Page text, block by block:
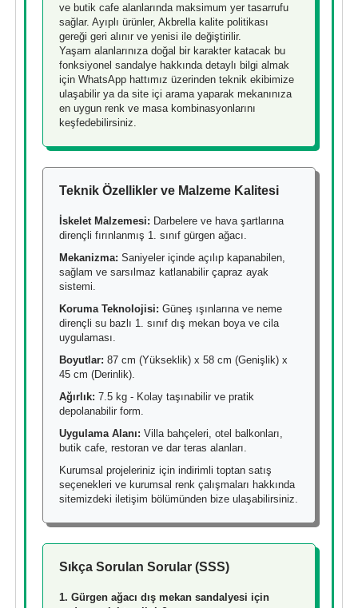
ve butik cafe alanlarında maksimum yer tasarrufu
sağlar. Ayıplı ürünler, Akbrella kalite politikası
gereği geri alınır ve yenisi ile değiştirilir.
Yaşam alanlarınıza doğal bir karakter katacak bu
fonksiyonel sandalye hakkında detaylı bilgi almak
için WhatsApp hattımız üzerinden teknik ekibimize
ulaşabilir ya da site içi arama yaparak mekanınıza
en uygun renk ve masa kombinasyonlarını
keşfedebilirsiniz.
Teknik Özellikler ve Malzeme Kalitesi
İskelet Malzemesi: Darbelere ve hava şartlarına
dirençli fırınlanmış 1. sınıf gürgen ağacı.
Mekanizma: Saniyeler içinde açılıp kapanabilen,
sağlam ve sarsılmaz katlanabilir çapraz ayak
sistemi.
Koruma Teknolojisi: Güneş ışınlarına ve neme
dirençli su bazlı 1. sınıf dış mekan boya ve cila
uygulaması.
Boyutlar: 87 cm (Yükseklik) x 58 cm (Genişlik) x
45 cm (Derinlik).
Ağırlık: 7.5 kg - Kolay taşınabilir ve pratik
depolanabilir form.
Uygulama Alanı: Villa bahçeleri, otel balkonları,
butik cafe, restoran ve dar teras alanları.
Kurumsal projeleriniz için indirimli toptan satış
seçenekleri ve kurumsal renk çalışmaları hakkında
sitemizdeki iletişim bölümünden bize ulaşabilirsiniz.
Sıkça Sorulan Sorular (SSS)
1. Gürgen ağacı dış mekan sandalyesi için